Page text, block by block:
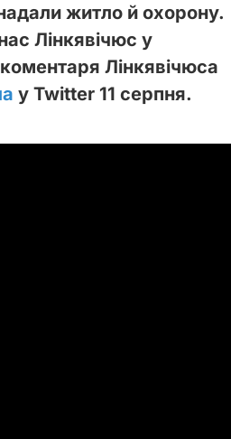
житло й охорону.
Лінкявічюс у
Лінкявічюса
у Twitter 11 серпня.